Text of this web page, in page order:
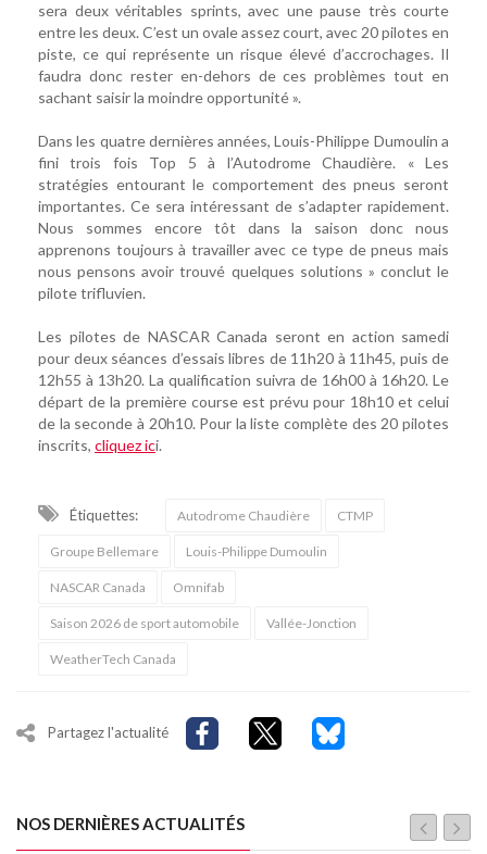
sera deux véritables sprints, avec une pause très courte
entre les deux. C’est un ovale assez court, avec 20 pilotes en
piste, ce qui représente un risque élevé d’accrochages. Il
faudra donc rester en-dehors de ces problèmes tout en
sachant saisir la moindre opportunité ».
Dans les quatre dernières années, Louis-Philippe Dumoulin a
fini trois fois Top 5 à l’Autodrome Chaudière. « Les
stratégies entourant le comportement des pneus seront
importantes. Ce sera intéressant de s’adapter rapidement.
Nous sommes encore tôt dans la saison donc nous
apprenons toujours à travailler avec ce type de pneus mais
nous pensons avoir trouvé quelques solutions » conclut le
pilote trifluvien.
Les pilotes de NASCAR Canada seront en action samedi
pour deux séances d’essais libres de 11h20 à 11h45, puis de
12h55 à 13h20. La qualification suivra de 16h00 à 16h20. Le
départ de la première course est prévu pour 18h10 et celui
de la seconde à 20h10. Pour la liste complète des 20 pilotes
inscrits, cliquez ici.
Étiquettes: Autodrome Chaudière CTMP
Groupe Bellemare Louis-Philippe Dumoulin
NASCAR Canada Omnifab
Saison 2026 de sport automobile Vallée-Jonction
WeatherTech Canada
Partagez l'actualité
NOS DERNIÈRES ACTUALITÉS